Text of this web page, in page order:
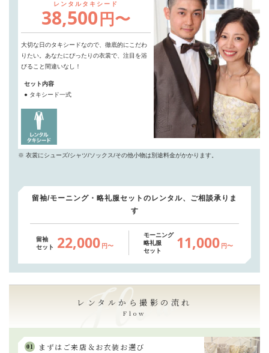
レンタルタキシード
38,500 円〜
大切な日のタキシードなので、徹底的にこだわ
りたい。 あなたにぴったりの衣裳で、注目を浴
びること間違いなし！
セット内容
● タキシード一式
※ 衣裳にシューズ/シャツ/ソックス/その他小物は別途料金がかかります。
留袖/モーニング・略礼服セットのレンタル、ご相談承りま
す
留袖
セット
22,000 円〜
モーニング
略礼服
セット
11,000 円〜
レンタルから撮影の流れ
Flow
まずはご来店＆お衣装お選び